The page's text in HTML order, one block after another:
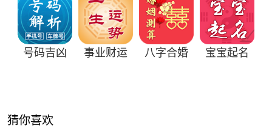
号码吉凶 事业财运 八字合婚 宝宝起名
猜你喜欢